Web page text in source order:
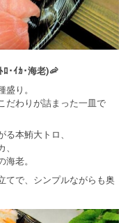
ﾛ･ｲｶ･海老)🦐
り。
だわりが詰まった一皿で
本鮪大トロ、
老。
てで、シンプルながらも奥